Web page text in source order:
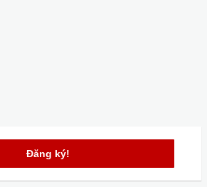
Đăng ký!